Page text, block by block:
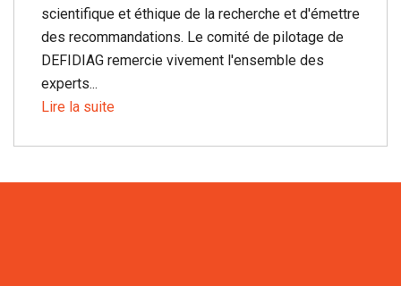
scientifique et éthique de la recherche et d'émettre
des recommandations. Le comité de pilotage de
DEFIDIAG remercie vivement l'ensemble des
experts...
Lire la suite